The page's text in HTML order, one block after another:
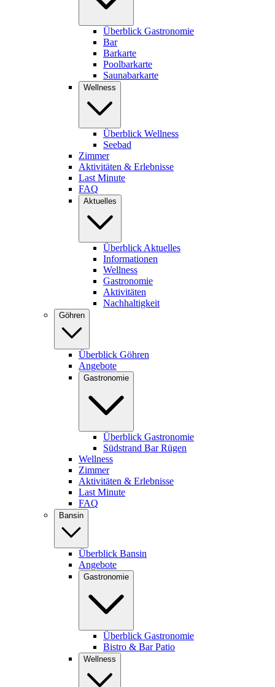
Überblick Gastronomie
Bar
Barkarte
Poolbarkarte
Saunabarkarte
Wellness
Überblick Wellness
Seebad
Zimmer
Aktivitäten & Erlebnisse
Last Minute
FAQ
Aktuelles
Überblick Aktuelles
Informationen
Wellness
Gastronomie
Aktivitäten
Nachhaltigkeit
Göhren
Überblick Göhren
Angebote
Gastronomie
Überblick Gastronomie
Südstrand Bar Rügen
Wellness
Zimmer
Aktivitäten & Erlebnisse
Last Minute
FAQ
Bansin
Überblick Bansin
Angebote
Gastronomie
Überblick Gastronomie
Bistro & Bar Patio
Wellness